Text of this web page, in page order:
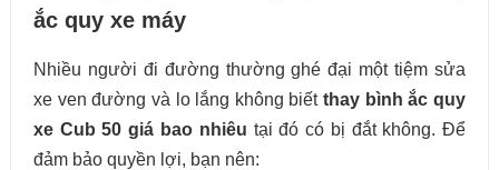
ắc quy xe máy
Nhiều người đi đường thường ghé đại một tiệm sửa
xe ven đường và lo lắng không biếtthay bình ắc quy
xe Cub 50 giá bao nhiêu tại đó có bị đắt không. Để
đảm bảo quyền lợi, bạn nên: